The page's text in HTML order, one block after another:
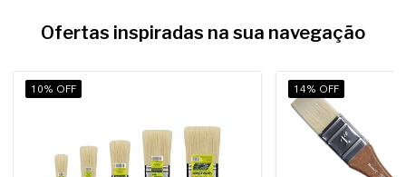
Ofertas inspiradas na sua navegação
10% OFF 14% OFF